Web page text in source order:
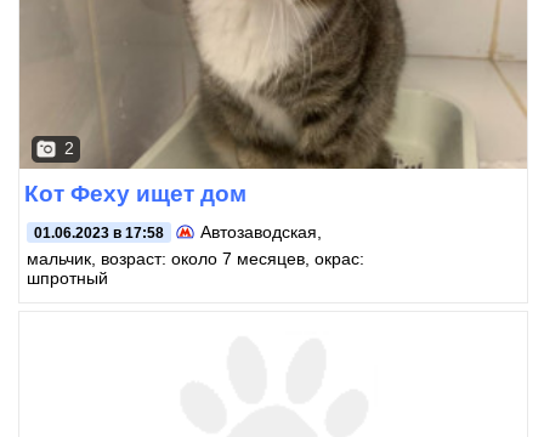
2
Кот Феху ищет дом
01.06.2023 в 17:58 Автозаводская
мальчик, возраст: около 7 месяцев, окрас:
шпротный